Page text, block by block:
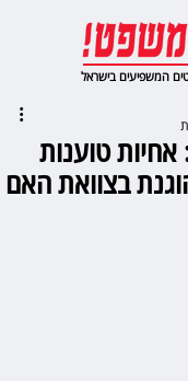
המשפיעים בישראל
טוענות
בצוואת האם